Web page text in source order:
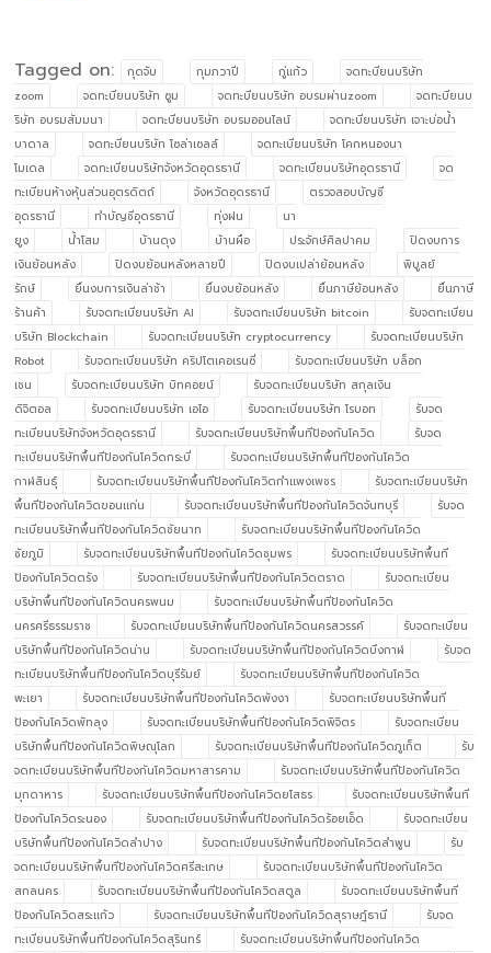
Tagged on: กุดจับ กุมภวาปี กู่แก้ว
จดทะบียนบริษัท
zoom
จดทะบียนบริษัท ซูม จดทะบียนบริษัท อบรมผ่านzoom
จดทะบียนบ
ริษัท อบรมสัมมนา
จดทะบียนบริษัท อบรมออนไลน์
จดทะบียนบริษัท เจาะบ่อน้ำ
บาดาล
จดทะบียนบริษัท โซล่าเซลล์
จดทะเบียนบริษัท โคกหนองนา
โมเดล
จดทะเบียนบริษัทจังหวัดอุดรธานี จดทะเบียนบริษัทอุดรธานี
จด
ทะเบียนห้างหุ้นส่วนอุตรดิตถ์
จังหวัดอุดรธานี
ตรวจสอบบัญชี
อุดรธานี
ทำบัญชีอุดรธานี ทุ่งฝน
นา
ยูง
น้ำโสม บ้านดุง บ้านผือ ประจักษ์ศิลปาคม
ปิดงบการ
เงินย้อนหลัง
ปิดงบย้อนหลังหลายปี ปิดงบเปล่าย้อนหลัง
พิบูลย์
รักษ์
ยื่นงบการเงินล่าช้า ยื่นงบย้อนหลัง ยื่นภาษีย้อนหลัง
ยื่นภาษี
ร้านค้า
รับจดทะเบียนบริษัท AI รับจดทะเบียนบริษัท bitcoin
รับจดทะเบียน
บริษัท Blockchain
รับจดทะเบียนบริษัท cryptocurrency
รับจดทะเบียนบริษัท
Robot
รับจดทะเบียนบริษัท คริปโตเคอเรนซี่
รับจดทะเบียนบริษัท บล็อก
เชน
รับจดทะเบียนบริษัท บิทคอยน์
รับจดทะเบียนบริษัท สกุลเงิน
ดิจิตอล
รับจดทะเบียนบริษัท เอไอ รับจดทะเบียนบริษัท โรบอท
รับจด
ทะเบียนบริษัทจังหวัดอุดรธานี
รับจดทะเบียนบริษัทพื้นทีป้องกันโควิด
รับจด
ทะเบียนบริษัทพื้นทีป้องกันโควิดกระบี่
รับจดทะเบียนบริษัทพื้นทีป้องกันโควิด
กาฬสินธุ์
รับจดทะเบียนบริษัทพื้นทีป้องกันโควิดกำแพงเพชร
รับจดทะเบียนบริษัท
พื้นทีป้องกันโควิดขอนแก่น
รับจดทะเบียนบริษัทพื้นทีป้องกันโควิดจันทบุรี
รับจด
ทะเบียนบริษัทพื้นทีป้องกันโควิดชัยนาท
รับจดทะเบียนบริษัทพื้นทีป้องกันโควิด
ชัยภูมิ
รับจดทะเบียนบริษัทพื้นทีป้องกันโควิดชุมพร
รับจดทะเบียนบริษัทพื้นที
ป้องกันโควิดตรัง
รับจดทะเบียนบริษัทพื้นทีป้องกันโควิดตราด
รับจดทะเบียน
บริษัทพื้นทีป้องกันโควิดนครพนม
รับจดทะเบียนบริษัทพื้นทีป้องกันโควิด
นครศรีธรรมราช
รับจดทะเบียนบริษัทพื้นทีป้องกันโควิดนครสวรรค์
รับจดทะเบียน
บริษัทพื้นทีป้องกันโควิดน่าน
รับจดทะเบียนบริษัทพื้นทีป้องกันโควิดบึงกาฬ
รับจด
ทะเบียนบริษัทพื้นทีป้องกันโควิดบุรีรัมย์
รับจดทะเบียนบริษัทพื้นทีป้องกันโควิด
พะเยา
รับจดทะเบียนบริษัทพื้นทีป้องกันโควิดพังงา
รับจดทะเบียนบริษัทพื้นที
ป้องกันโควิดพัทลุง
รับจดทะเบียนบริษัทพื้นทีป้องกันโควิดพิจิตร
รับจดทะเบียน
บริษัทพื้นทีป้องกันโควิดพิษณุโลก
รับจดทะเบียนบริษัทพื้นทีป้องกันโควิดภูเก็ต
รับ
จดทะเบียนบริษัทพื้นทีป้องกันโควิดมหาสารคาม
รับจดทะเบียนบริษัทพื้นทีป้องกันโควิด
มุกดาหาร
รับจดทะเบียนบริษัทพื้นทีป้องกันโควิดยโสธร
รับจดทะเบียนบริษัทพื้นที
ป้องกันโควิดระนอง
รับจดทะเบียนบริษัทพื้นทีป้องกันโควิดร้อยเอ็ด
รับจดทะเบียน
บริษัทพื้นทีป้องกันโควิดลำปาง
รับจดทะเบียนบริษัทพื้นทีป้องกันโควิดลำพูน
รับ
จดทะเบียนบริษัทพื้นทีป้องกันโควิดศรีสะเกษ
รับจดทะเบียนบริษัทพื้นทีป้องกันโควิด
สกลนคร
รับจดทะเบียนบริษัทพื้นทีป้องกันโควิดสตูล
รับจดทะเบียนบริษัทพื้นที
ป้องกันโควิดสระแก้ว
รับจดทะเบียนบริษัทพื้นทีป้องกันโควิดสุราษฎ์ธานี
รับจด
ทะเบียนบริษัทพื้นทีป้องกันโควิดสุรินทร์
รับจดทะเบียนบริษัทพื้นทีป้องกันโควิด